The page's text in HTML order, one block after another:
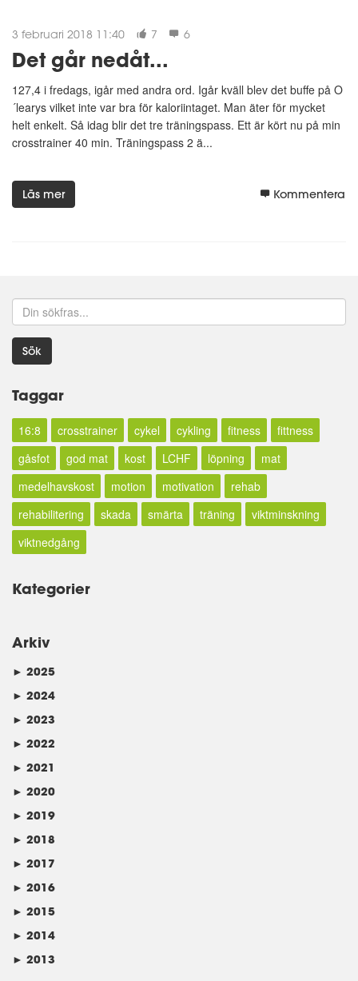
3 februari 2018 11:40 7 6
Det går nedåt...
127,4 i fredags, igår med andra ord. Igår kväll blev det buffe på O
´learys vilket inte var bra för kaloriintaget. Man äter för mycket
helt enkelt. Så idag blir det tre träningspass. Ett är kört nu på min
crosstrainer 40 min. Träningspass 2 ä...
Läs mer Kommentera
Sök
Taggar
16:8 crosstrainer cykel cykling fitness
fittness
gåsfot
god mat kost LCHF löpning
mat
medelhavskost
motion motivation
rehab
rehabilitering
skada smärta träning
viktminskning
viktnedgång
Kategorier
Arkiv
► 2025
► 2024
► 2023
► 2022
► 2021
► 2020
► 2019
► 2018
► 2017
► 2016
► 2015
► 2014
► 2013